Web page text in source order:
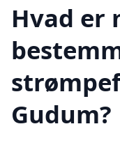
Hvad er
Gudum?